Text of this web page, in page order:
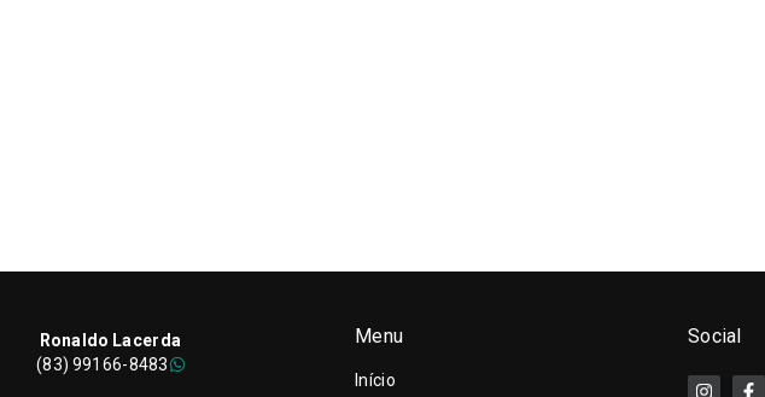
Ronaldo Lacerda
(83) 99166-8483
Menu
Início
Social